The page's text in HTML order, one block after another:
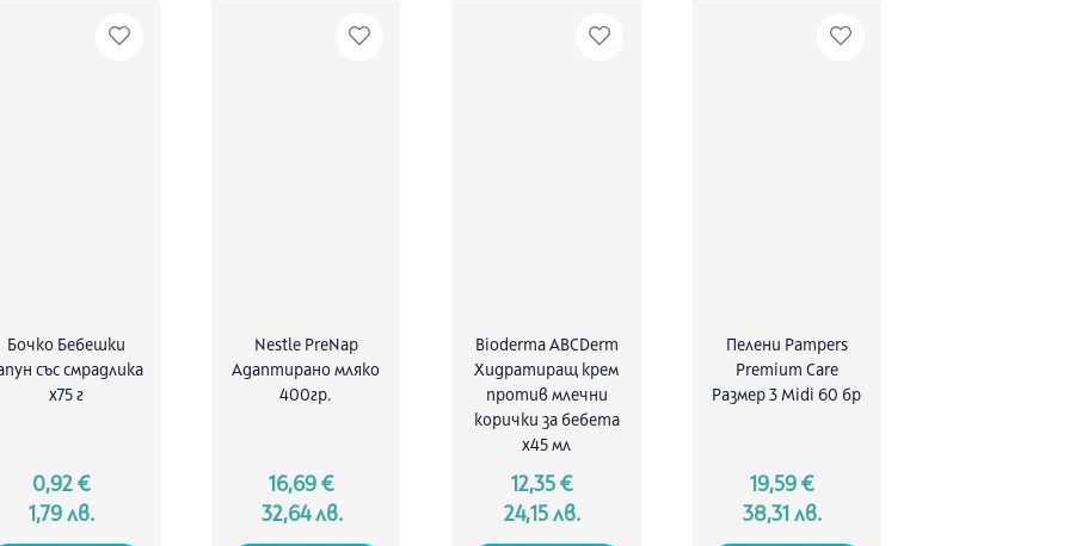
Бочко Бебешки
със смрадлика
х75 г
0,92 €
1,79 лв.
Nestle PreNap
Адаптирано мляко
400гр.
16,69 €
32,64 лв.
Bioderma ABCDerm
Хидратиращ крем
против млечни
корички за бебета
х45 мл
12,35 €
24,15 лв.
Пелени Pampers
Premium Care
Размер 3 Midi 60 бр
19,59 €
38,31 лв.